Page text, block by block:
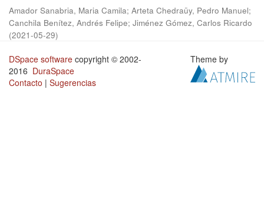
Amador Sanabria, Maria Camila; Arteta Chedraüy, Pedro Manuel;
Canchila Benítez, Andrés Felipe; Jiménez Gómez, Carlos Ricardo
(2021-05-29)
DSpace software copyright © 2002-
2016 DuraSpace
Contacto | Sugerencias
Theme by